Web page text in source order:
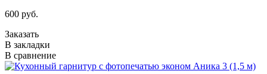
600 руб.
Заказать
В закладки
В сравнение